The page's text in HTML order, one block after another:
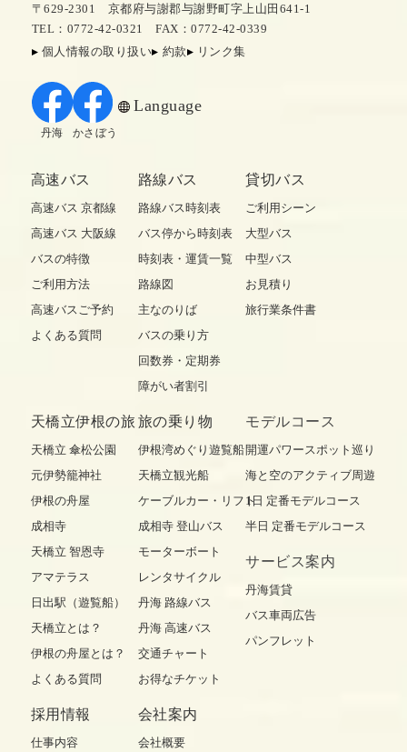
〒629-2301 京都府与謝郡与謝野町字上山田641-1
TEL：0772-42-0321
FAX：0772-42-0339
個人情報の取り扱い
約款 リンク集
Language
丹海 かさぼう
高速バス
高速バス 京都線
高速バス 大阪線
バスの特徴
ご利用方法
高速バスご予約
よくある質問
路線バス
路線バス時刻表
バス停から時刻表
時刻表・運賃一覧
路線図
主なのりば
バスの乗り方
回数券・定期券
障がい者割引
貸切バス
ご利用シーン
大型バス
中型バス
お見積り
旅行業条件書
天橋立伊根の旅
天橋立 傘松公園
元伊勢籠神社
伊根の舟屋
成相寺
天橋立 智恩寺
アマテラス
日出駅（遊覧船）
天橋立とは？
伊根の舟屋とは？
よくある質問
旅の乗り物
伊根湾めぐり遊覧船
天橋立観光船
ケーブルカー・リフト
成相寺 登山バス
モーターボート
レンタサイクル
丹海 路線バス
丹海 高速バス
交通チャート
お得なチケット
モデルコース
開運パワースポット巡り
海と空のアクティブ周遊
1日 定番モデルコース
半日 定番モデルコース
サービス案内
丹海賃貸
バス車両広告
パンフレット
採用情報
仕事内容
会社案内
会社概要